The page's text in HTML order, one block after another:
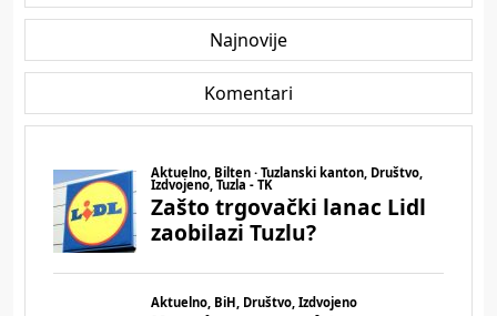
Najnovije
Komentari